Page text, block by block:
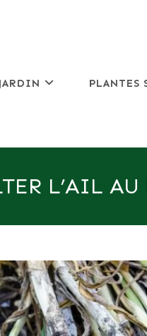
PLANTES
L’AIL AU